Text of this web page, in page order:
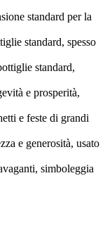
standard per la
standard, spesso
standard,
e prosperità,
e feste di grandi
e generosità, usato
simboleggia